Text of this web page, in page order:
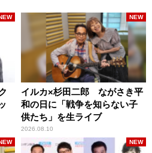
イルカ×杉田二郎 ながさき平
和の日に「戦争を知らない子
供たち」を生ライブ
2026.08.10
NEW
NEW